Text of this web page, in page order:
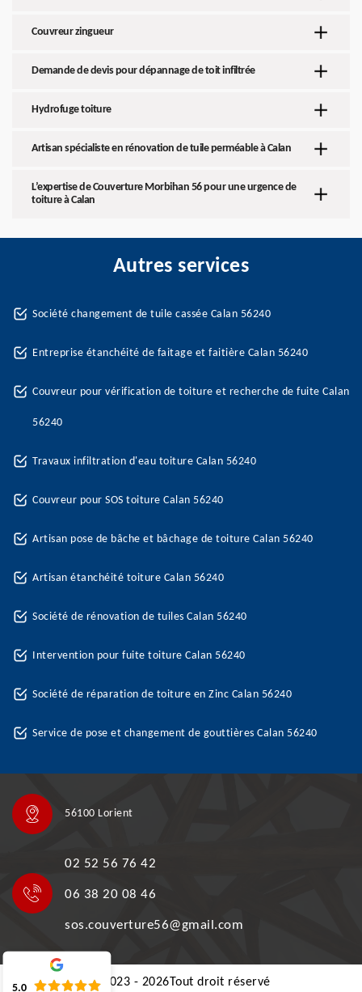
Couvreur zingueur
Demande de devis pour dépannage de toit infiltrée
Hydrofuge toiture
Artisan spécialiste en rénovation de tuile perméable à Calan
L’expertise de Couverture Morbihan 56 pour une urgence de
toiture à Calan
Autres services
Société changement de tuile cassée Calan 56240
Entreprise étanchéité de faitage et faitière Calan 56240
Couvreur pour vérification de toiture et recherche de fuite Calan
56240
Travaux infiltration d'eau toiture Calan 56240
Couvreur pour SOS toiture Calan 56240
Artisan pose de bâche et bâchage de toiture Calan 56240
Artisan étanchéité toiture Calan 56240
Société de rénovation de tuiles Calan 56240
Intervention pour fuite toiture Calan 56240
Société de réparation de toiture en Zinc Calan 56240
Service de pose et changement de gouttières Calan 56240
56100 Lorient
02 52 56 76 42
06 38 20 08 46
sos.couverture56@gmail.com
©2023 - 2026Tout droit réservé
5.0